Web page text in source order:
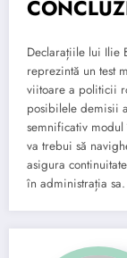
Declarațiile lui Ilie
reprezintă un test
viitoare a politicii
posibilele demisii
semnificativ
va trebui să
asigura
în administrația sa.